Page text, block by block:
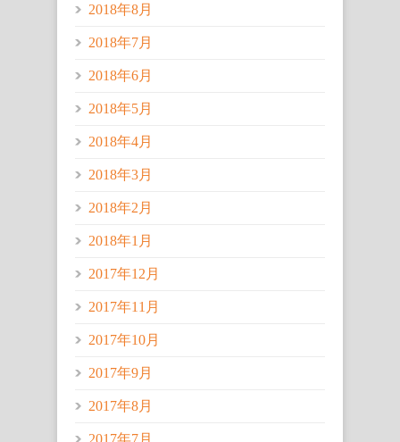
2018年8月
2018年7月
2018年6月
2018年5月
2018年4月
2018年3月
2018年2月
2018年1月
2017年12月
2017年11月
2017年10月
2017年9月
2017年8月
2017年7月